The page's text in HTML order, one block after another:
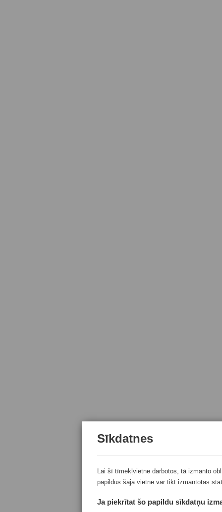
Sīkdatnes
Lai šī tīmekļvietne darbotos, tā izmanto
papildus šajā vietnē var tikt izmantotas
Ja piekrītat šo papildu sīkdatņu